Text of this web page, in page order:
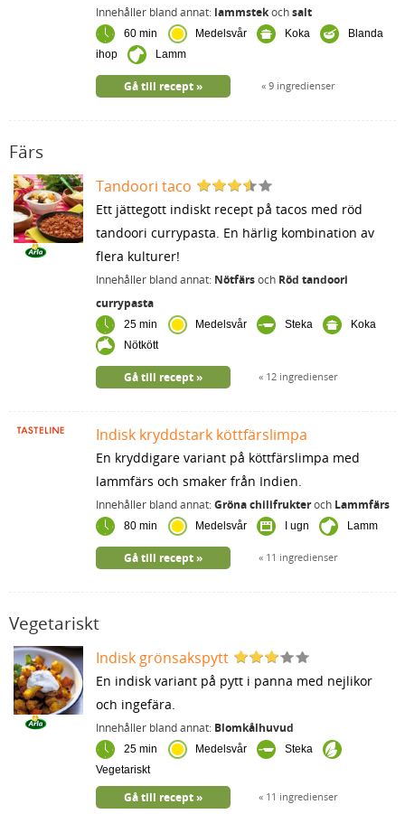
Innehåller bland annat: lammstekochsalt
60 min Medelsvår Koka
Blanda
ihop
Lamm
9 ingredienser
Gå till recept
Färs
Tandoori taco
Ett jättegott indiskt recept på tacos med röd
tandoori currypasta. En härlig kombination av
flera kulturer!
Innehåller bland annat: Nötfärsoch Röd tandoori
currypasta
25 min Medelsvår Steka
Koka
Nötkött
12 ingredienser
Gå till recept
Indisk kryddstark köttfärslimpa
En kryddigare variant på köttfärslimpa med
lammfärs och smaker från Indien.
Innehåller bland annat:Gröna chilifrukteroch Lammfärs
80 min Medelsvår I ugn Lamm
11 ingredienser
Gå till recept
Vegetariskt
Indisk grönsakspytt
En indisk variant på pytt i panna med nejlikor
och ingefära.
Innehåller bland annat: Blomkålhuvud
25 min Medelsvår
Steka
Vegetariskt
11 ingredienser
Gå till recept